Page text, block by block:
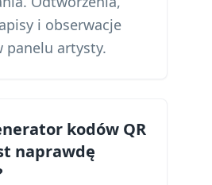
i obserwacje
panelu artysty.
kodów QR
naprawdę